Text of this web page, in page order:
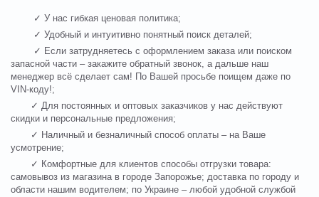
✓ У нас гибкая ценовая политика;
✓ Удобный и интуитивно понятный поиск деталей;
✓ Если затрудняетесь с оформлением заказа или поиском
запасной части – закажите обратный звонок, а дальше наш
менеджер всё сделает сам! По Вашей просьбе поищем даже по
VIN-коду!;
✓ Для постоянных и оптовых заказчиков у нас действуют
скидки и персональные предложения;
✓ Наличный и безналичный способ оплаты – на Ваше
усмотрение;
✓ Комфортные для клиентов способы отгрузки товара:
самовывоз из магазина в городе Запорожье; доставка по городу и
области нашим водителем; по Украине – любой удобной службой